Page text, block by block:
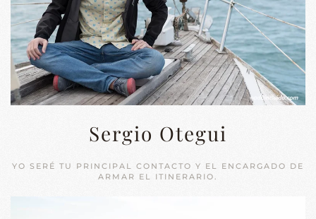
Sergio Otegui
YO SERÉ TU PRINCIPAL CONTACTO Y EL ENCARGADO DE
ARMAR EL ITINERARIO.